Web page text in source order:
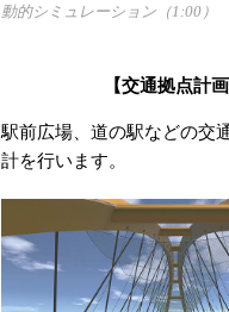
動的シミュレーション（1:00）
【交通拠点計画
駅前広場、道の駅などの交
計を行います。